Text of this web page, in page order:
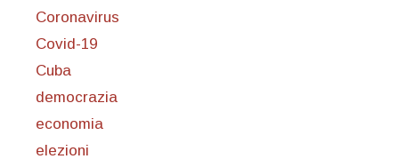
Coronavirus
Covid-19
Cuba
democrazia
economia
elezioni